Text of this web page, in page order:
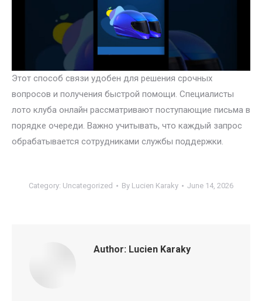
Этот способ связи удобен для решения срочных
вопросов и получения быстрой помощи. Специалисты
лото клуба онлайн рассматривают поступающие письма в
порядке очереди. Важно учитывать, что каждый запрос
обрабатывается сотрудниками службы поддержки.
Category: Uncategorized By Lucien Karaky June 14, 2026
Author: Lucien Karaky